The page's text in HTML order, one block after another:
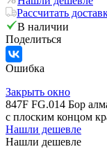
Рассчитать
В наличии
Поделиться
Ошибка
Закрыть окно
847F FG.014 Бор
с плоским концом
Нашли дешевле
Нашли дешевле